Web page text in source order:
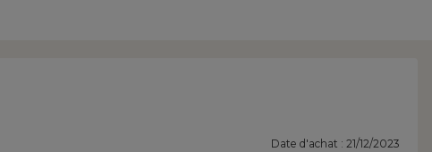
Date d'achat : 21/12/2023